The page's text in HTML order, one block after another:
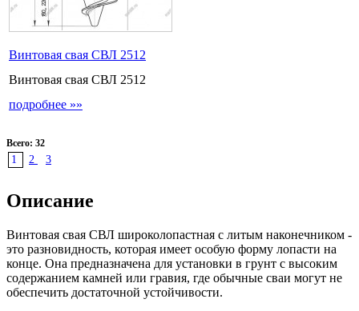
Винтовая свая СВЛ 2512
Винтовая свая СВЛ 2512
подробнее »»
Всего: 32
1 2 3
Описание
Винтовая свая СВЛ широколопастная с литым наконечником -
это разновидность, которая имеет особую форму лопасти на
конце. Она предназначена для установки в грунт с высоким
содержанием камней или гравия, где обычные сваи могут не
обеспечить достаточной устойчивости.